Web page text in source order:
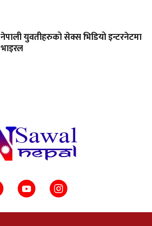
नेपाली युवतीहरुको सेक्स भिडियो इन्टरनेटमा
भाइरल